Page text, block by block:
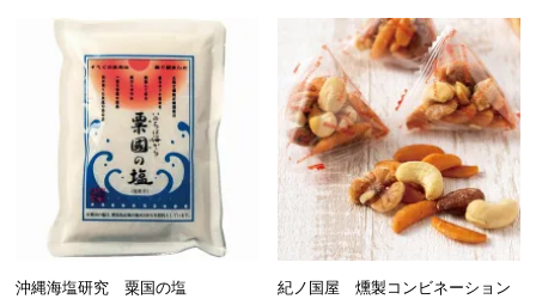
沖縄海塩研究 粟国の塩
紀ノ国屋 燻製コンビネーション